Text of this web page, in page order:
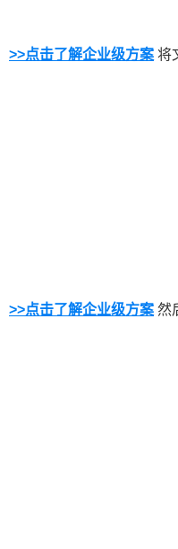
>>点击了解企业级方案 将
>>点击了解企业级方案 然